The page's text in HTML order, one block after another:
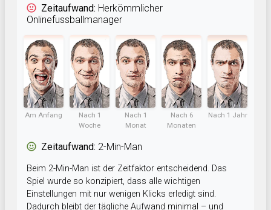
Zeitaufwand: Herkömmlicher
Onlinefussballmanager
Am Anfang
Nach 1
Woche
Nach 1
Monat
Nach 6
Monaten
Nach 1 Jahr
Zeitaufwand: 2-Min-Man
Beim 2-Min-Man ist der Zeitfaktor entscheidend. Das
Spiel wurde so konzipiert, dass alle wichtigen
Einstellungen mit nur wenigen Klicks erledigt sind.
Dadurch bleibt der tägliche Aufwand minimal – und